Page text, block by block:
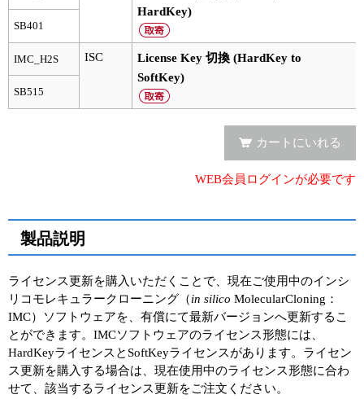
HardKey)
SB401
IMC_H2S ISC
License Key 切換 (HardKey to
SoftKey)
SB515
カートにいれる
WEB会員ログインが必要です
製品説明
ライセンス更新を購入いただくことで、現在ご使用中のインシ
リコモレキュラークローニング（in silico MolecularCloning：
IMC）ソフトウェアを、有償にて最新バージョンへ更新するこ
とができます。IMCソフトウェアのライセンス形態には、
HardKeyライセンスとSoftKeyライセンスがあります。ライセン
ス更新を購入する場合は、現在使用中のライセンス形態に合わ
せて、該当するライセンス更新をご注文ください。